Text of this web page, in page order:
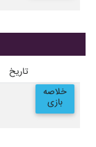
تاریخ
خلاصه
بازی